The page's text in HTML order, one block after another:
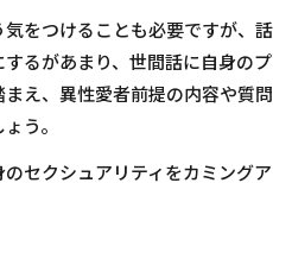
をつけることも必要ですが、話
るがあまり、世間話に自身のプ
え、異性愛者前提の内容や質問
う。
セクシュアリティをカミングア